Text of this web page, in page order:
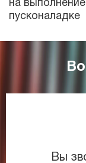
на
пусконаладке
Вы